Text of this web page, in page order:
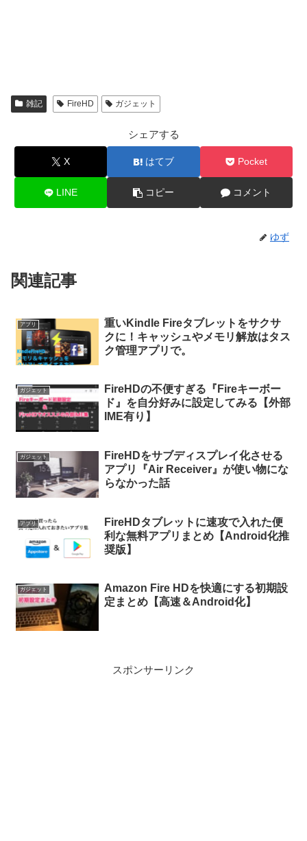
雑記 FireHD ガジェット
シェアする
X はてブ Pocket
LINE コピー コメント
ゆず
関連記事
アプリ
重いKindle Fireタブレットをサクサ
クに！キャッシュやメモリ解放はタス
ク管理アプリで。
ガジェット
FireHDの不便すぎる『Fireキーボー
ド』を自分好みに設定してみる【外部
IME有り】
ガジェット
FireHDをサブディスプレイ化させる
アプリ『Air Receiver』が使い物にな
らなかった話
アプリ
FireHDタブレットに速攻で入れた便
利な無料アプリまとめ【Android化推
奨版】
ガジェット
Amazon Fire HDを快適にする初期設
定まとめ【高速＆Android化】
スポンサーリンク